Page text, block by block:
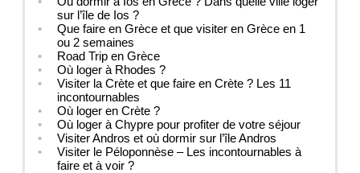
sur l’île de Ios ?
Que faire en Grèce et que visiter en Grèce en 1
ou 2 semaines
Road Trip en Grèce
Où loger à Rhodes ?
Visiter la Crète et que faire en Crète ? Les 11
incontournables
Où loger en Crète ?
Où loger à Chypre pour profiter de votre séjour
Visiter Andros et où dormir sur l’île Andros
Visiter le Péloponnèse – Les incontournables à
faire et à voir ?